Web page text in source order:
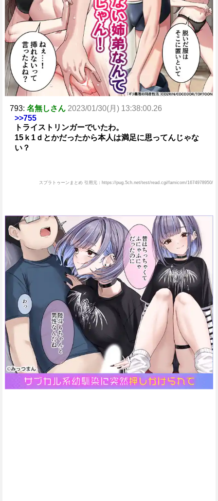
793: 名無しさん 2023/01/30(月) 13:38:00.26
>>755
トライストリンガーでいたわ。
15ｋ1ｄとかだったから本人は満足に思ってんじゃな
い？
スプラトゥーンまとめ 引用元：https://pug.5ch.net/test/read.cgi/famicom/1674978950/